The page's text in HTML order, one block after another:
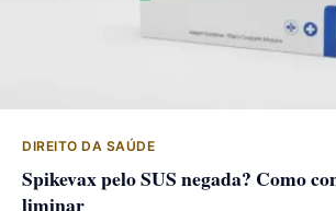
DIREITO DA SAÚDE
Spikevax pelo SUS negada? Como
liminar